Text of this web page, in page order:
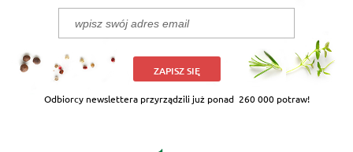
ZAPISZ SIĘ
Odbiorcy newslettera przyrządzili już ponad 260 000 potraw!